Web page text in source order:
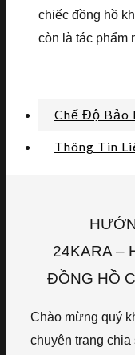
chiếc đồng hồ
còn là tác phẩm
Chế Độ Bảo
Thông Tin
24KARA –
ĐỒNG HỒ
Chào mừng quý
chuyên trang